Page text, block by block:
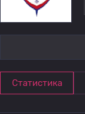
Статистика